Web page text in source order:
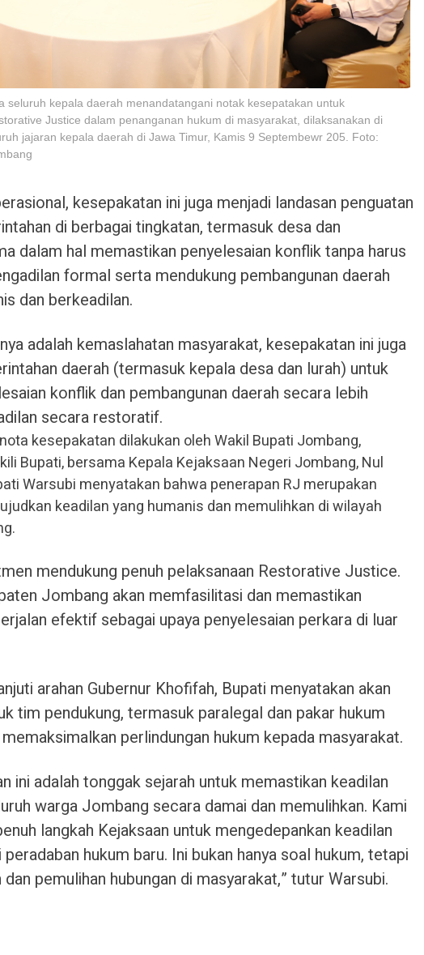
seluruh kepala daerah menandatangani notak kesepatakan untuk
Justice dalam penanganan hukum di masyarakat, dilaksanakan di
jajaran kepala daerah di Jawa Timur, Kamis 9 Septembewr 205. Foto:
kesepakatan ini juga menjadi landasan penguatan
di berbagai tingkatan, termasuk desa dan
dalam hal memastikan penyelesaian konflik tanpa harus
formal serta mendukung pembangunan daerah
dan berkeadilan.
adalah kemaslahatan masyarakat, kesepakatan ini juga
daerah (termasuk kepala desa dan lurah) untuk
konflik dan pembangunan daerah secara lebih
secara restoratif.
kesepakatan dilakukan oleh Wakil Bupati Jombang,
Bupati, bersama Kepala Kejaksaan Negeri Jombang, Nul
Warsubi menyatakan bahwa penerapan RJ merupakan
keadilan yang humanis dan memulihkan di wilayah
mendukung penuh pelaksanaan Restorative Justice.
Jombang akan memfasilitasi dan memastikan
efektif sebagai upaya penyelesaian perkara di luar
arahan Gubernur Khofifah, Bupati menyatakan akan
tim pendukung, termasuk paralegal dan pakar hukum
perlindungan hukum kepada masyarakat.
ini adalah tonggak sejarah untuk memastikan keadilan
warga Jombang secara damai dan memulihkan. Kami
langkah Kejaksaan untuk mengedepankan keadilan
hukum baru. Ini bukan hanya soal hukum, tetapi
pemulihan hubungan di masyarakat,” tutur Warsubi.